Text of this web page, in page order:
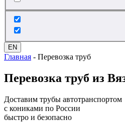
EN
Главная - Перевозка труб
Перевозка труб из
Доставим трубы автотранспортом
с кониками по России
быстро и безопасно